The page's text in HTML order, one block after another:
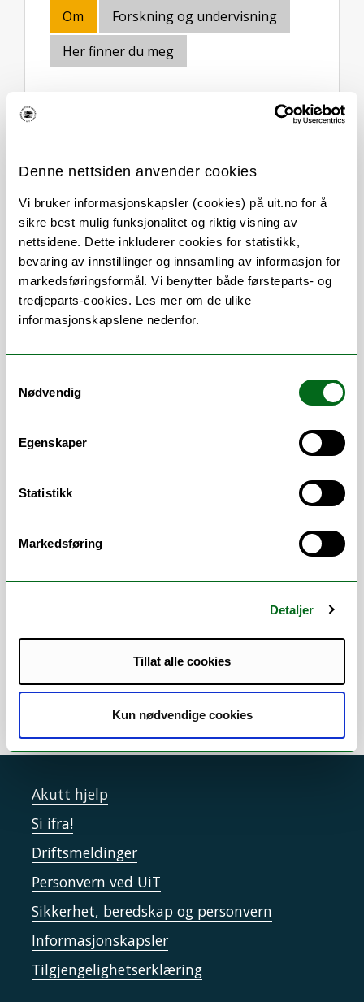
Denne nettsiden anvender cookies
Vi bruker informasjonskapsler (cookies) på uit.no for å
sikre best mulig funksjonalitet og riktig visning av
nettsidene. Dette inkluderer cookies for statistikk,
bevaring av innstillinger og innsamling av informasjon for
markedsføringsformål. Vi benytter både førsteparts- og
tredjeparts-cookies. Les mer om de ulike
informasjonskapslene nedenfor.
Nødvendig
Egenskaper
Statistikk
Markedsføring
Detaljer
Tillat alle cookies
Kun nødvendige cookies
Om
Forskning og undervisning
Her finner du meg
Stillingsbeskrivelse
Lederstøtte i Enhet for
instituttadministrasjon (AHR, CPS, IFF
og SKK, ISK, ISV, Sesam):
Økonomi (budsjett/regnskap, variabel
lønn)
Internasjonalisering (internasjonale
studieprogram, fellesgrad,
utdanningsprosjekter og
internasjonalt samarbeid (HK-dir,
studenter og ansatte, arranggement,
Lokal lederstøtte Senter for samiske
Arbeidsområder
Gjesteregistrering
samarbeid/Lederstøtte/Regnskap/
Samarbeidsavtaler
Akutt hjelp
Si ifra!
Driftsmeldinger
Personvern ved UiT
Sikkerhet, beredskap og personvern
Informasjonskapsler
Tilgjengelighetserklæring